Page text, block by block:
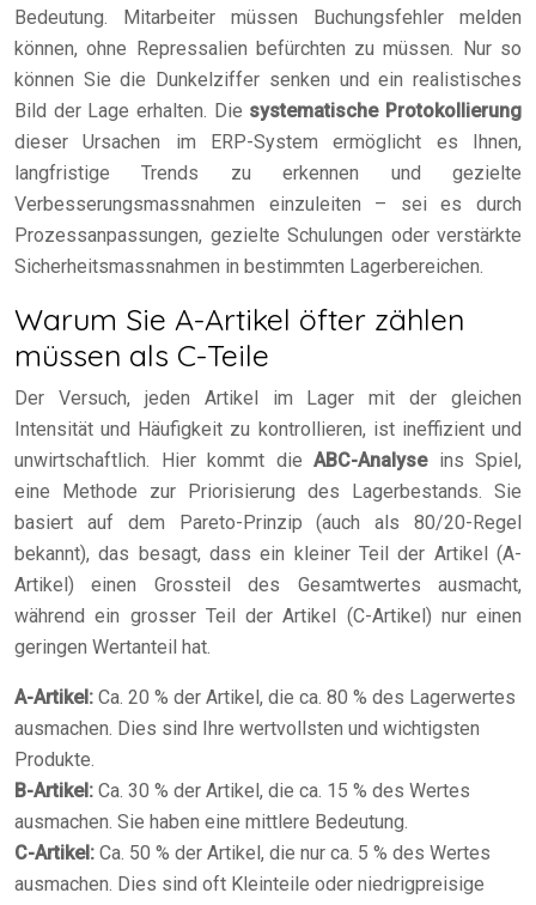
Bedeutung. Mitarbeiter müssen Buchungsfehler melden
können, ohne Repressalien befürchten zu müssen. Nur so
können Sie die Dunkelziffer senken und ein realistisches
Bild der Lage erhalten. Die systematische Protokollierung
dieser Ursachen im ERP-System ermöglicht es Ihnen,
langfristige Trends zu erkennen und gezielte
Verbesserungsmassnahmen einzuleiten – sei es durch
Prozessanpassungen, gezielte Schulungen oder verstärkte
Sicherheitsmassnahmen in bestimmten Lagerbereichen.
Warum Sie A-Artikel öfter zählen
müssen als C-Teile
Der Versuch, jeden Artikel im Lager mit der gleichen
Intensität und Häufigkeit zu kontrollieren, ist ineffizient und
unwirtschaftlich. Hier kommt die ABC-Analyseins Spiel,
eine Methode zur Priorisierung des Lagerbestands. Sie
basiert auf dem Pareto-Prinzip (auch als 80/20-Regel
bekannt), das besagt, dass ein kleiner Teil der Artikel (A-
Artikel) einen Grossteil des Gesamtwertes ausmacht,
während ein grosser Teil der Artikel (C-Artikel) nur einen
geringen Wertanteil hat.
A-Artikel: Ca. 20 % der Artikel, die ca. 80 % des Lagerwertes
ausmachen. Dies sind Ihre wertvollsten und wichtigsten
Produkte.
B-Artikel: Ca. 30 % der Artikel, die ca. 15 % des Wertes
ausmachen. Sie haben eine mittlere Bedeutung.
C-Artikel: Ca. 50 % der Artikel, die nur ca. 5 % des Wertes
ausmachen. Dies sind oft Kleinteile oder niedrigpreisige